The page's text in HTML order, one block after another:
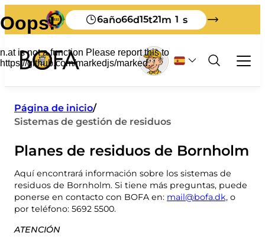
6año66d15t21m 1 s
Clasificación
Sistemas de gestión de residuos
Guía de clasificación
Qué ocurre con sus residuos
Lo buenos que somos clasificando
Empresas
Todo sobre los residuos comerciales
Autoservicio
Tarifas de residuos para empresas
Tasa de producción
Notificar los residuos al vertedero
Normativa sobre residuos
Controlador de tierra
Turismo
Cómo deshacerse de sus residuos en
Bornholm
Material impreso en inglés
Material impreso en alemán
Acerca de BOFA
Quiénes somos
Visite BOFA
Cómo enseñar
Estante de hojas
Visión 2032
Página de inicio/
Sistemas de gestión de residuos
Planes de residuos de Bornholm
Aquí encontrará información sobre los sistemas de
residuos de Bornholm. Si tiene más preguntas, puede
ponerse en contacto con BOFA en: mail@bofa.dk, o
por teléfono: 5692 5500.
ATENCIÓN